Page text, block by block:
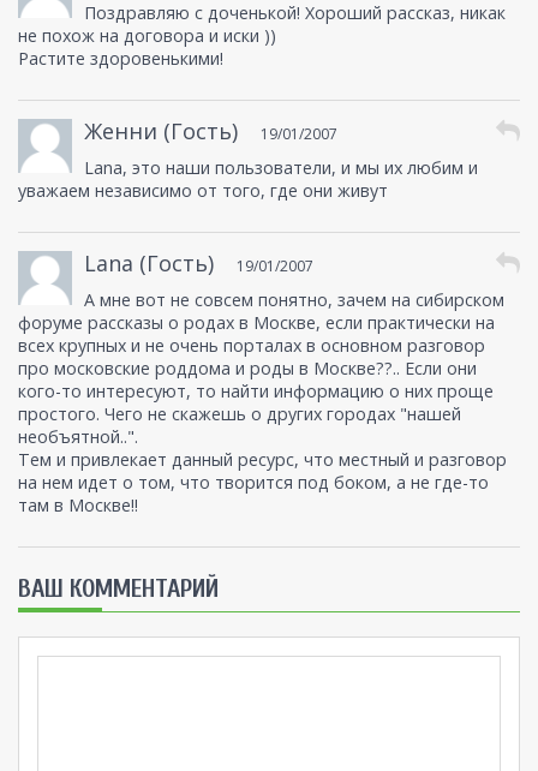
Поздравляю с доченькой! Хороший рассказ, никак
не похож на договора и иски ))
Растите здоровенькими!
Женни (Гость) 19/01/2007
Lana, это наши пользователи, и мы их любим и
уважаем независимо от того, где они живут
Lana (Гость) 19/01/2007
А мне вот не совсем понятно, зачем на сибирском
форуме рассказы о родах в Москве, если практически на
всех крупных и не очень порталах в основном разговор
про московские роддома и роды в Москве??.. Если они
кого-то интересуют, то найти информацию о них проще
простого. Чего не скажешь о других городах "нашей
необъятной..".
Тем и привлекает данный ресурс, что местный и разговор
на нем идет о том, что творится под боком, а не где-то
там в Москве!!
ВАШ КОММЕНТАРИЙ